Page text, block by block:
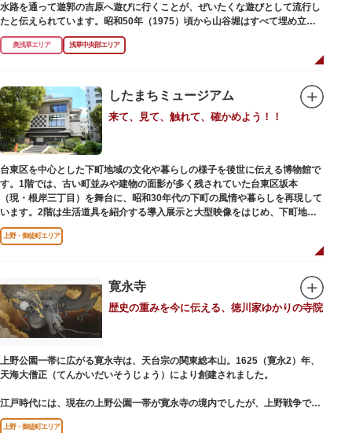
水路を通って遊郭の吉原へ遊びに行くことが、ぜいたくな遊びとして流行し
たと伝えられています。昭和50年（1975）頃から山谷堀はすべて埋め立て
られて暗渠となり、細長い公園として生まれ変わりました。山谷堀公園に
は、猪牙舟についての説明板も設置されています。
奥浅草エリア 浅草中央部エリア
したまちミュージアム
来て、見て、触れて、確かめよう！！
台東区を中心とした下町地域の文化や暮らしの様子を後世に伝える博物館で
す。1階では、古い町並みや建物の面影が多く残されていた台東区坂本
（現・根岸三丁目）を舞台に、昭和30年代の下町の風情や暮らしを再現して
います。2階は生活道具を紹介する導入展示と大型映像をはじめ、下町地域
の歴史や出来事をたどることのできる資料を展示しています。また3階には
企画展示室と、道具や玩具を体験し、調べることができるしたまち情報コー
上野・御徒町エリア
寛永寺
歴史の重みを今に伝える、徳川家ゆかりの寺院
上野公園一帯に広がる寛永寺は、天台宗の関東総本山。1625（寛永2）年、
天海大僧正（てんかいだいそうじょう）により創建されました。
江戸時代には、現在の上野公園一帯が寛永寺の境内でしたが、上野戦争でそ
の多くを焼失。現在は根本中堂をはじめ開山堂（両大師）、不忍池辯天堂、
上野・御徒町エリア